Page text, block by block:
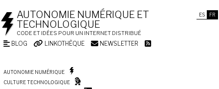
ES FR
AUTONOMIE NUMÉRIQUE ET
TECHNOLOGIQUE
CODE ET IDÉES POUR UN INTERNET DISTRIBUÉ
BLOG LINKOTHÈQUE NEWSLETTER
AUTONOMIE NUMÉRIQUE
CULTURE TECHNOLOGIQUE